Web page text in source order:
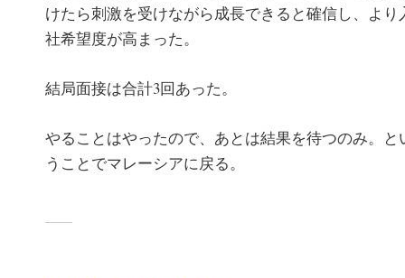
けたら刺激を受けながら成長できると確信し、より
社希望度が高まった。
結局面接は合計3回あった。
やることはやったので、あとは結果を待つのみ。と
うことでマレーシアに戻る。